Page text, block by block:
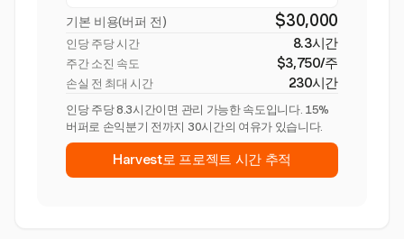
기본 비용(버퍼 전) $30,000
인당 주당 시간 8.3시간
주간 소진 속도 $3,750/주
손실 전 최대 시간 230시간
인당 주당 8.3시간이면 관리 가능한 속도입니다. 15%
버퍼로 손익분기 전까지 30시간의 여유가 있습니다.
Harvest로 프로젝트 시간 추적